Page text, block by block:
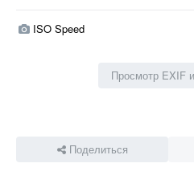
ISO Speed
Просмотр EXIF
Поделиться